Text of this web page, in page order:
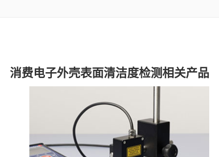
消费电子外壳表面清洁度检测相关产品